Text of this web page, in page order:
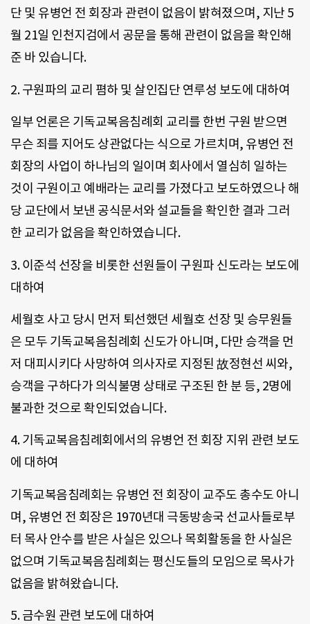
단 및 유병언 전 회장과 관련이 없음이 밝혀졌으며, 지난 5
월 21일 인천지검에서 공문을 통해 관련이 없음을 확인해
준 바 있습니다.
2. 구원파의 교리 폄하 및 살인집단 연루성 보도에 대하여
일부 언론은 기독교복음침례회 교리를 한번 구원 받으면
무슨 죄를 지어도 상관없다는 식으로 가르치며, 유병언 전
회장의 사업이 하나님의 일이며 회사에서 열심히 일하는
것이 구원이고 예배라는 교리를 가졌다고 보도하였으나 해
당 교단에서 보낸 공식문서와 설교들을 확인한 결과 그러
한 교리가 없음을 확인하였습니다.
3. 이준석 선장을 비롯한 선원들이 구원파 신도라는 보도에
대하여
세월호 사고 당시 먼저 퇴선했던 세월호 선장 및 승무원들
은 모두 기독교복음침례회 신도가 아니며, 다만 승객을 먼
저 대피시키다 사망하여 의사자로 지정된 故정현선 씨와,
승객을 구하다가 의식불명 상태로 구조된 한 분 등, 2명에
불과한 것으로 확인되었습니다.
4. 기독교복음침례회에서의 유병언 전 회장 지위 관련 보도
에 대하여
기독교복음침례회는 유병언 전 회장이 교주도 총수도 아니
며, 유병언 전 회장은 1970년대 극동방송국 선교사들로부
터 목사 안수를 받은 사실은 있으나 목회활동을 한 사실은
없으며 기독교복음침례회는 평신도들의 모임으로 목사가
없음을 밝혀왔습니다.
5. 금수원 관련 보도에 대하여